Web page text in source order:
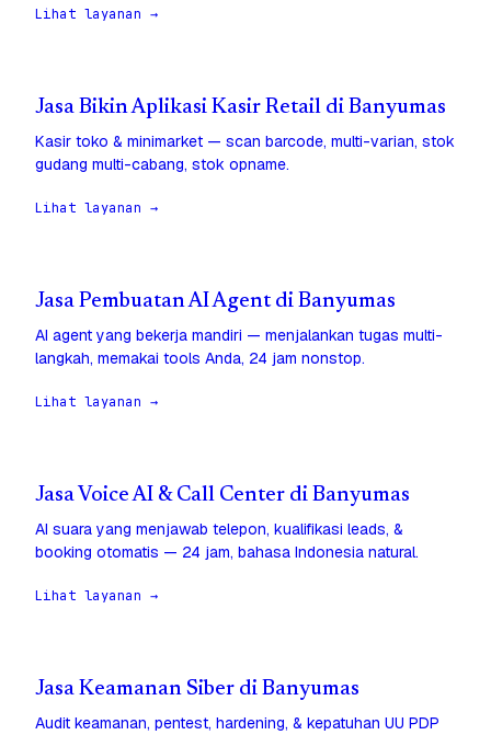
Lihat layanan →
Jasa Bikin Aplikasi Kasir Retail di Banyumas
Kasir toko & minimarket — scan barcode, multi-varian, stok
gudang multi-cabang, stok opname.
Lihat layanan →
Jasa Pembuatan AI Agent di Banyumas
AI agent yang bekerja mandiri — menjalankan tugas multi-
langkah, memakai tools Anda, 24 jam nonstop.
Lihat layanan →
Jasa Voice AI & Call Center di Banyumas
AI suara yang menjawab telepon, kualifikasi leads, &
booking otomatis — 24 jam, bahasa Indonesia natural.
Lihat layanan →
Jasa Keamanan Siber di Banyumas
Audit keamanan, pentest, hardening, & kepatuhan UU PDP